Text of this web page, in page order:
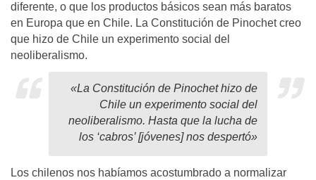
diferente, o que los productos básicos sean más baratos
en Europa que en Chile. La Constitución de Pinochet creo
que hizo de Chile un experimento social del
neoliberalismo.
«La Constitución de Pinochet hizo de
Chile un experimento social del
neoliberalismo. Hasta que la lucha de
los ‘cabros’ [jóvenes] nos despertó»
Los chilenos nos habíamos acostumbrado a normalizar